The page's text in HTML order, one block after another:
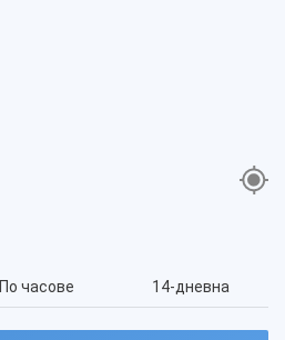
По часове 14-дневна